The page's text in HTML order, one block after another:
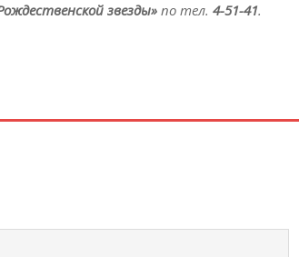
звезды»по тел. 4-51-41.